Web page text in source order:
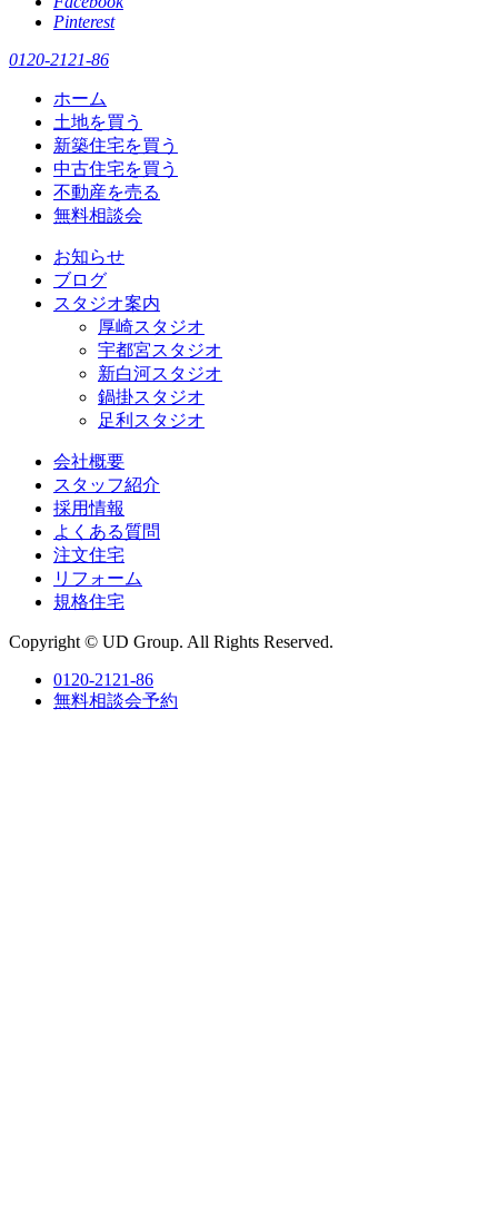
Pinterest
0120-2121-86
ホーム
土地を買う
新築住宅を買う
中古住宅を買う
不動産を売る
無料相談会
お知らせ
ブログ
スタジオ案内
厚崎スタジオ
宇都宮スタジオ
新白河スタジオ
鍋掛スタジオ
足利スタジオ
会社概要
スタッフ紹介
採用情報
よくある質問
注文住宅
リフォーム
規格住宅
Copyright © UD Group. All Rights Reserved.
0120-2121-86
無料相談会予約